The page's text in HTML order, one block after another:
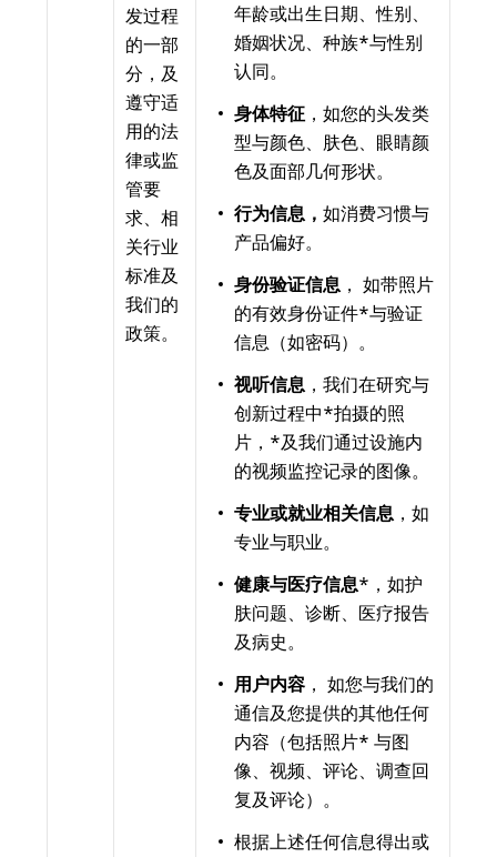
发过程
的一部
分，及
遵守适
用的法
律或监
管要
求、相
关行业
标准及
我们的
政策。
年龄或出生日期、性别、
婚姻状况、种族*与性别
认同。
身体特征 ，如您的头发类
型与颜色、肤色、眼睛颜
色及面部几何形状。
行为信息， 如消费习惯与
产品偏好。
身份验证信息 ， 如带照片
的有效身份证件*与验证
信息（如密码）。
视听信息 ，我们在研究与
创新过程中*拍摄的照
片，*及我们通过设施内
的视频监控记录的图像。
专业或就业相关信息 ，如
专业与职业。
健康与医疗信息*，如护
肤问题、诊断、医疗报告
及病史。
用户内容 ， 如您与我们的
通信及您提供的其他任何
内容（包括照片* 与图
像、视频、评论、调查回
复及评论）。
根据上述任何信息得出或